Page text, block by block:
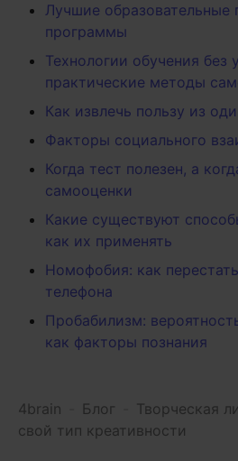
Лучшие образовательные
программы
Технологии обучения без
практические методы
Как извлечь пользу из
Факторы социального
Когда тест полезен, а
самооценки
Какие существуют
как их применять
Номофобия: как
телефона
Пробабилизм:
как факторы познания
4brain Блог
Творческая
свой тип креативности